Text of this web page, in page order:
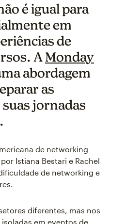
é igual para
em
de
AMonday
abordagem
as
jornadas
de networking
Istiana Bestari e Rachel
de networking e
diferentes, mas nos
em eventos de